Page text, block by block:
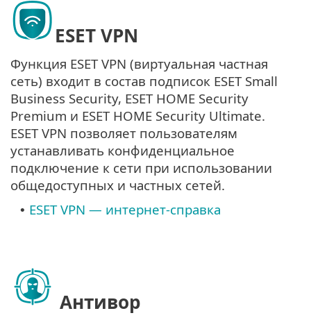
ESET VPN
Функция ESET VPN (виртуальная частная
сеть) входит в состав подписок ESET Small
Business Security, ESET HOME Security
Premium и ESET HOME Security Ultimate.
ESET VPN позволяет пользователям
устанавливать конфиденциальное
подключение к сети при использовании
общедоступных и частных сетей.
• ESET VPN — интернет-справка
Антивор